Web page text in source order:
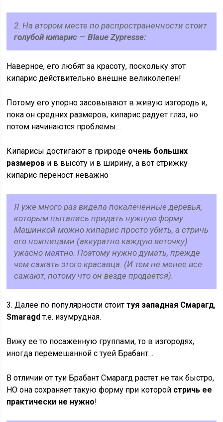
2. На втором месте по распространенности стоит
голубой кипарис —Blaue Zypresse:
Наверное, его любят за красоту, поскольку этот
кипарис действительно внешне великолепен!
Потому его упорно засовывают в живую изгородь и,
пока он средних размеров, кипарис радует глаз, но
потом начинаются проблемы…
Кипарисы достигают в природе очень больших
размеров и в высоту и в ширину, а вот стрижку
кипарис переност неважно
Я уже много раз видела покалеченные деревья,
которым пытались придать нужную форму.
Машинкой можно кипарис просто убить, а стричь
его ножницами (аккуратно каждую веточку)
ужасно маятно. Поэтому нужно думать, прежде
чем сажать этого красавца. (И тем не менее все
сажают, потому что он везде продается).
3. Далее по популярности стоиттуя западная Смарагд,
Smaragdт.е. изумрудная.
Вижу ее то посаженную группами, то в изгородях,
иногда перемешанной с туей Брабант…
В отличии от туи Брабант Смарагд растет не так быстро,
НО она сохраняет такую форму при которой стричь ее
практически не нужно!